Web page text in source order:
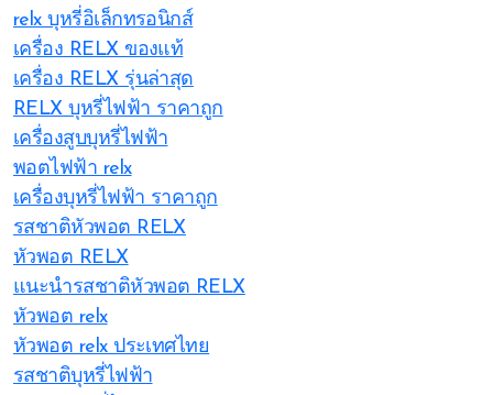
relx บุหรี่อิเล็กทรอนิกส์
เครื่อง RELX ของแท้
เครื่อง RELX รุ่นล่าสุด
RELX บุหรี่ไฟฟ้า ราคาถูก
เครื่องสูบบุหรี่ไฟฟ้า
พอตไฟฟ้า relx
เครื่องบุหรี่ไฟฟ้า ราคาถูก
รสชาติหัวพอต RELX
หัวพอต RELX
แนะนำรสชาติหัวพอต RELX
หัวพอต relx
หัวพอต relx ประเทศไทย
รสชาติบุหรี่ไฟฟ้า